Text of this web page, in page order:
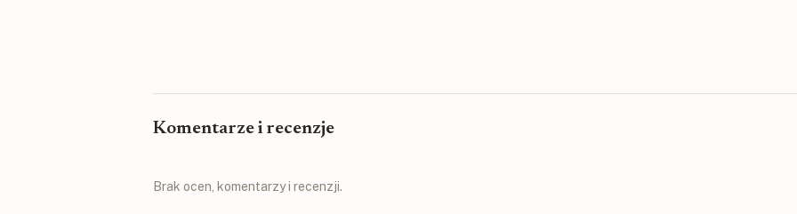
Komentarze i recenzje
Brak ocen, komentarzy i recenzji.